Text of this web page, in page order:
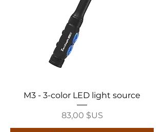
M3 - 3-color LED light source
Prix
83,00 $US